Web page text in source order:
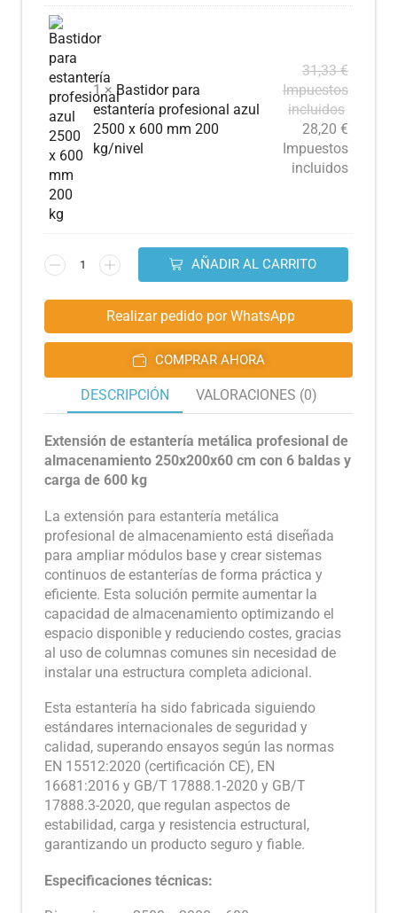
1 × Bastidor para
estantería profesional azul
2500 x 600 mm 200
kg/nivel
31,33€
Impuestos
incluidos
28,20 €
Impuestos
incluidos
AÑADIR AL CARRITO
Realizar pedido por WhatsApp
COMPRAR AHORA
DESCRIPCIÓN VALORACIONES (0)
Extensión de estantería metálica profesional de
almacenamiento 250x200x60 cm con 6 baldas y
carga de 600 kg
La extensión para estantería metálica
profesional de almacenamiento está diseñada
para ampliar módulos base y crear sistemas
continuos de estanterías de forma práctica y
eficiente. Esta solución permite aumentar la
capacidad de almacenamiento optimizando el
espacio disponible y reduciendo costes, gracias
al uso de columnas comunes sin necesidad de
instalar una estructura completa adicional.
Esta estantería ha sido fabricada siguiendo
estándares internacionales de seguridad y
calidad, superando ensayos según las normas
EN 15512:2020 (certificación CE), EN
16681:2016 y GB/T 17888.1-2020 y GB/T
17888.3-2020, que regulan aspectos de
estabilidad, carga y resistencia estructural,
garantizando un producto seguro y fiable.
Especificaciones técnicas: